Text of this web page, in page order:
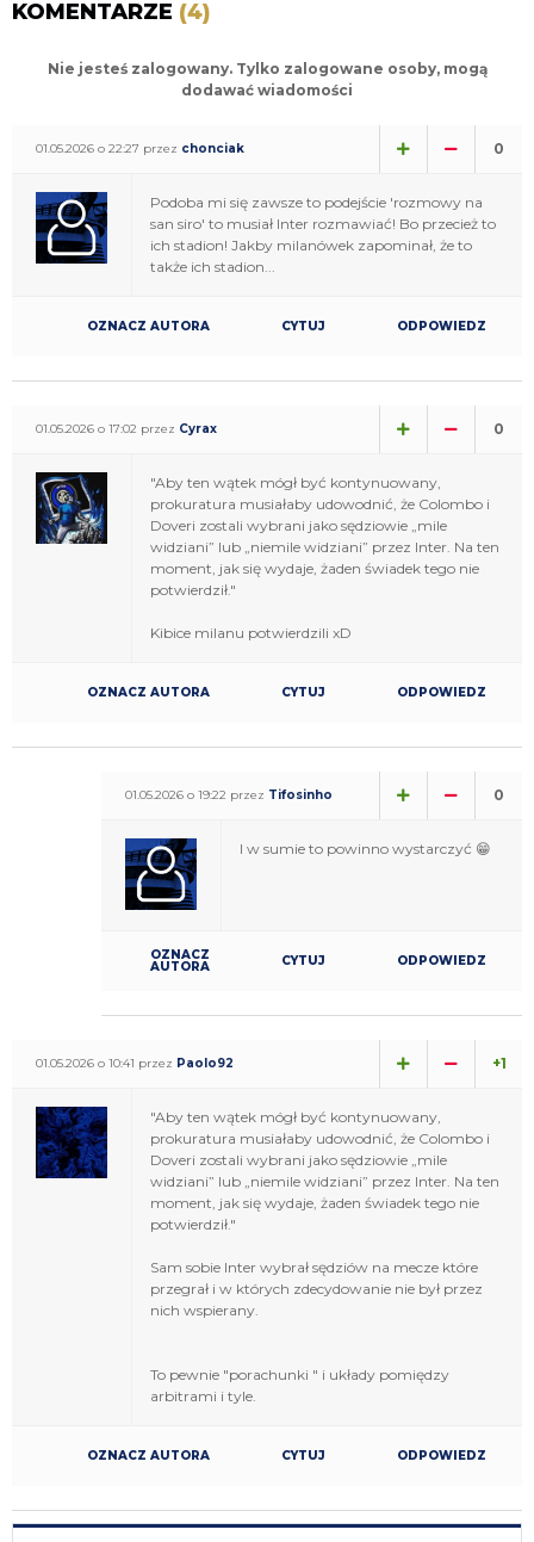
KOMENTARZE (4)
Nie jesteś zalogowany. Tylko zalogowane osoby, mogą
dodawać wiadomości
01.05.2026 o 22:27 przez chonciak 0
Podoba mi się zawsze to podejście 'rozmowy na
san siro' to musiał Inter rozmawiać! Bo przecież to
ich stadion! Jakby milanówek zapominał, że to
także ich stadion...
OZNACZ AUTORA CYTUJ ODPOWIEDZ
01.05.2026 o 17:02 przez Cyrax 0
"Aby ten wątek mógł być kontynuowany,
prokuratura musiałaby udowodnić, że Colombo i
Doveri zostali wybrani jako sędziowie „mile
widziani” lub „niemile widziani” przez Inter. Na ten
moment, jak się wydaje, żaden świadek tego nie
potwierdził."
Kibice milanu potwierdzili xD
OZNACZ AUTORA CYTUJ ODPOWIEDZ
01.05.2026 o 19:22 przez Tifosinho 0
I w sumie to powinno wystarczyć 😁
OZNACZ
AUTORA CYTUJ ODPOWIEDZ
01.05.2026 o 10:41 przez Paolo92 +1
"Aby ten wątek mógł być kontynuowany,
prokuratura musiałaby udowodnić, że Colombo i
Doveri zostali wybrani jako sędziowie „mile
widziani” lub „niemile widziani” przez Inter. Na ten
moment, jak się wydaje, żaden świadek tego nie
potwierdził."
Sam sobie Inter wybrał sędziów na mecze które
przegrał i w których zdecydowanie nie był przez
nich wspierany.
To pewnie "porachunki " i układy pomiędzy
arbitrami i tyle.
OZNACZ AUTORA CYTUJ ODPOWIEDZ